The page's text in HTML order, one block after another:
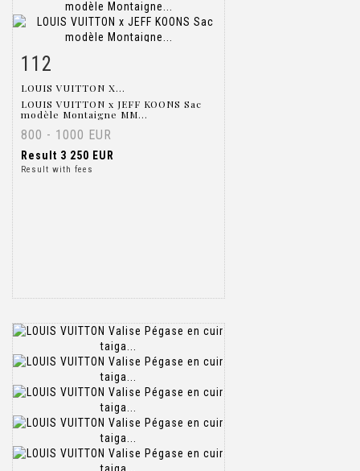
Item detail
112
LOUIS VUITTON X...
LOUIS VUITTON x JEFF KOONS Sac
modèle Montaigne MM...
800 - 1000 EUR
Result 3 250 EUR
Result with fees